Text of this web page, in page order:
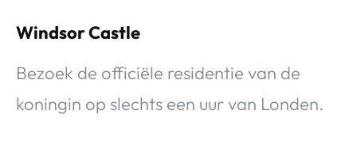
Windsor Castle
Bezoek de officiële residentie van de
koningin op slechts een uur van Londen.